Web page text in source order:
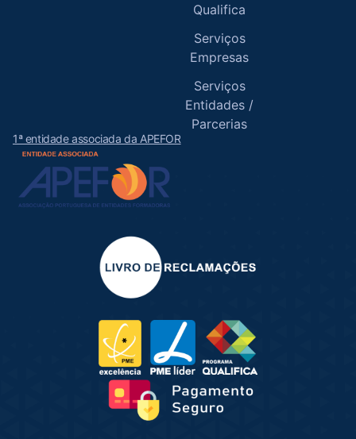
Qualifica
Serviços
Empresas
Serviços
Entidades /
Parcerias
1ª entidade associada da APEFOR